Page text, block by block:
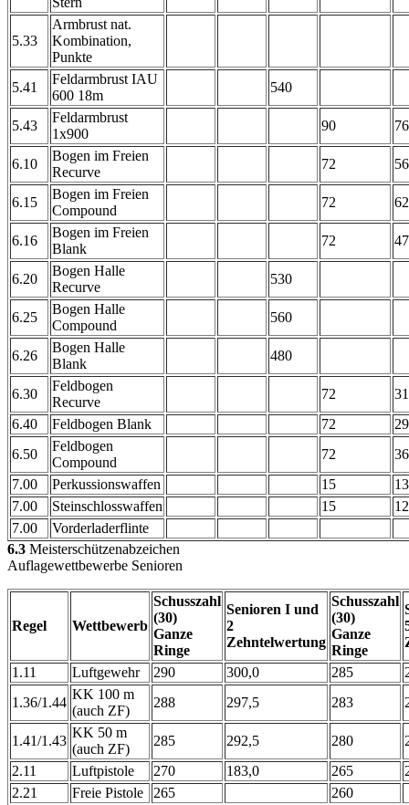
5.33
Armbrust nat.
Kombination,
Punkte
5.41
Feldarmbrust IAU
600 18m
540
5.43
Feldarmbrust
1x900
90
6.10
Bogen im Freien
Recurve
72
6.15
Bogen im Freien
Compound
72
6.16
Bogen im Freien
Blank
72
6.20
Bogen Halle
Recurve
530
6.25
Bogen Halle
Compound
560
6.26
Bogen Halle
Blank
480
6.30
Feldbogen
Recurve
72
6.40
Feldbogen Blank 72
6.50
Feldbogen
Compound
72
7.00
Perkussionswaffen 15
7.00
Steinschlosswaffen 15
7.00
Vorderladerflinte
6.3 Meisterschützenabzeichen
Auflagewettbewerbe Senioren
Regel Wettbewerb
Schusszahl
(30)
Ganze
Ringe
Senioren I und
2
Zehntelwertung
Schusszahl
(30)
Ganze
Ringe
1.11
Luftgewehr 290 300,0 285
1.36/1.44
KK 100 m
(auch ZF)
288 297,5 283
1.41/1.43
KK 50 m
(auch ZF)
285 292,5 280
2.11
Luftpistole 270 183,0 265
2.21
Freie Pistole 265
260